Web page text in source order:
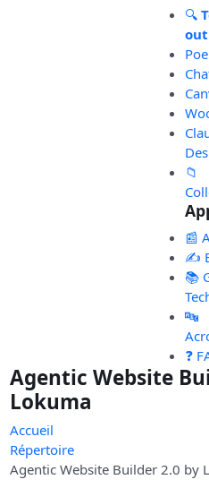
🔍
Poe
📁
📰
✍️
📚
🔤
❓
Agentic Website
Lokuma
Accueil
Répertoire
Agentic Website Builder 2.0 by